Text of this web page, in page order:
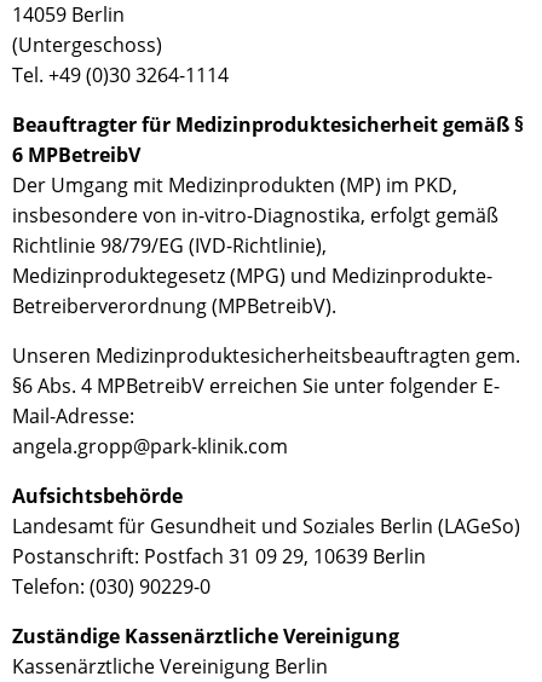
14059 Berlin
(Untergeschoss)
Tel. +49 (0)30 3264-1114
Beauftragter für Medizinproduktesicherheit gemäß §
6 MPBetreibV
Der Umgang mit Medizinprodukten (MP) im PKD,
insbesondere von in-vitro-Diagnostika, erfolgt gemäß
Richtlinie 98/79/EG (IVD-Richtlinie),
Medizinproduktegesetz (MPG) und Medizinprodukte-
Betreiberverordnung (MPBetreibV).
Unseren Medizinproduktesicherheitsbeauftragten gem.
§6 Abs. 4 MPBetreibV erreichen Sie unter folgender E-
Mail-Adresse:
angela.gropp@park-klinik.com
Aufsichtsbehörde
Landesamt für Gesundheit und Soziales Berlin (LAGeSo)
Postanschrift: Postfach 31 09 29, 10639 Berlin
Telefon: (030) 90229-0
Zuständige Kassenärztliche Vereinigung
Kassenärztliche Vereinigung Berlin